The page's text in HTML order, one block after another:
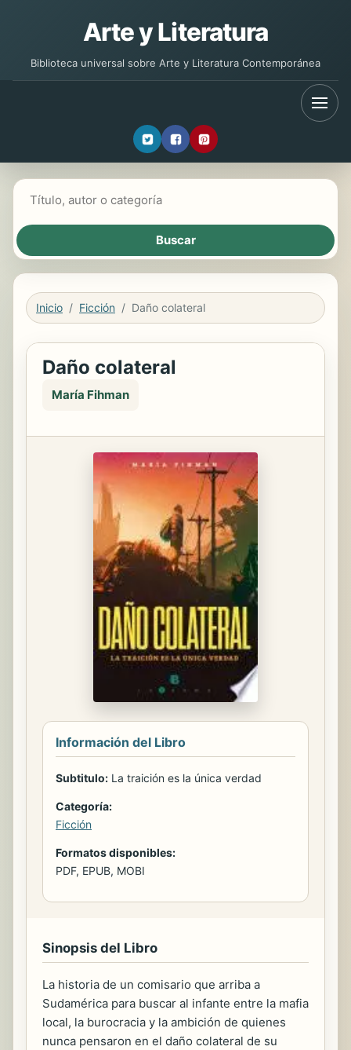
Arte y Literatura
Biblioteca universal sobre Arte y Literatura Contemporánea
Inicio Ficción Daño colateral
Daño colateral
María Fihman
Información del Libro
Subtitulo: La traición es la única verdad
Categoría:
Ficción
Formatos disponibles:
PDF, EPUB, MOBI
Sinopsis del Libro
La historia de un comisario que arriba a
Sudamérica para buscar al infante entre la mafia
local, la burocracia y la ambición de quienes
nunca pensaron en el daño colateral de su